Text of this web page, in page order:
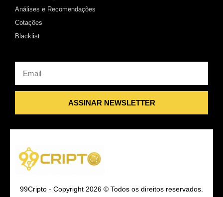
Análises e Recomendações
Cotações
Blacklist
ASSINAR NEWSLETTER
99Cripto - Copyright 2026 © Todos os direitos reservados.